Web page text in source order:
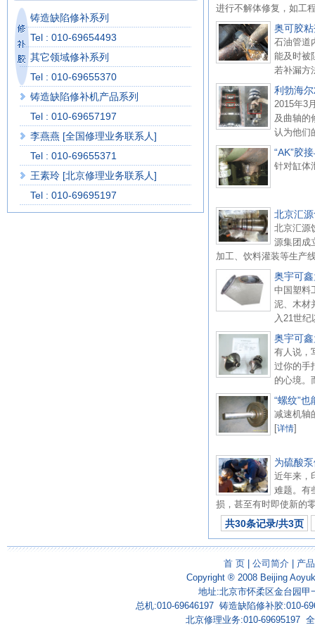
铸造缺陷修补系列
Tel : 010-69654493
其它领域修补系列
Tel : 010-69655370
铸造缺陷修补机产品系列
Tel : 010-69657197
李燕燕 [全国修理业务联系人]
Tel : 010-69655371
王素玲 [北京修理业务联系人]
Tel : 010-69695197
进行不解体修复，如工
奥可胶
石油管道
能及时被
若补漏方
利勃海
2015年3
及曲轴的
认为他们
“AK”胶
针对缸体
北京汇
北京汇源
源集团成
加工、饮料灌装等生产
奥宇可
中国塑料
泥、木材
入21世
奥宇可
有人说，
过你的手
的心境。
“螺纹”也
减速机轴
[详情]
为硫酸
近年来，
难题。有
损，甚至有时即使新的
共30条记录/共3页
首 页| 公司简介| 产
Copyright ® 2008 Beijing
地址:北京市怀柔区金台园
总机:010-69646197 铸造缺陷修补胶:010-
北京修理业务:010-69695197